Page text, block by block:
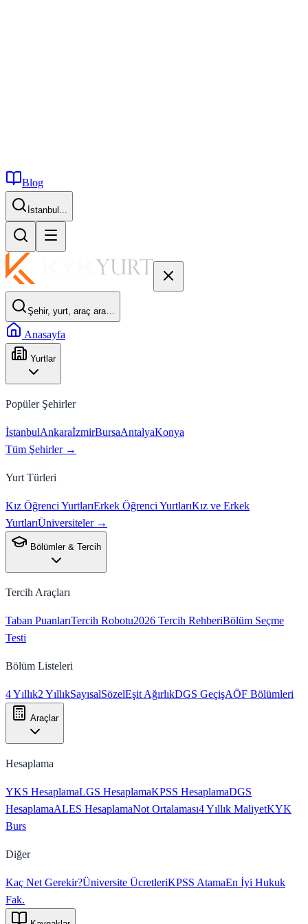
Blog
İstanbul...
Şehir, yurt, araç ara…
Anasayfa
Yurtlar
Popüler Şehirler
İstanbulAnkaraİzmirBursaAntalyaKonya
Tüm Şehirler →
Yurt Türleri
Kız Öğrenci YurtlarıErkek Öğrenci YurtlarıKız ve Erkek
YurtlarıÜniversiteler →
Bölümler & Tercih
Tercih Araçları
Taban PuanlarıTercih Robotu2026 Tercih RehberiBölüm Seçme
Testi
Bölüm Listeleri
4 Yıllık2 YıllıkSayısalSözelEşit AğırlıkDGS GeçişAÖF Bölümleri
Araçlar
Hesaplama
YKS HesaplamaLGS HesaplamaKPSS HesaplamaDGS
HesaplamaALES HesaplamaNot Ortalaması4 Yıllık MaliyetKYK
Burs
Diğer
Kaç Net Gerekir?Üniversite ÜcretleriKPSS AtamaEn İyi Hukuk
Fak.